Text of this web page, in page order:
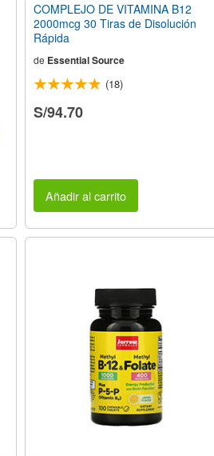
COMPLEJO DE VITAMINA B12
2000mcg 30 Tiras de Disolución
Rápida
de Essential Source
(18)
S/94.70
Añadir al carrito